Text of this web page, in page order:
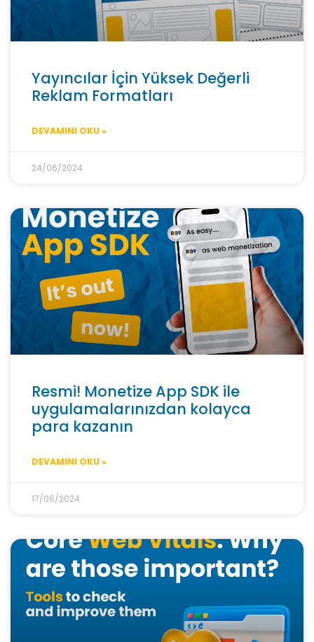
Yayıncılar İçin Yüksek Değerli
Reklam Formatları
DEVAMINI OKU »
24/06/2024
Resmi! Monetize App SDK ile
uygulamalarınızdan kolayca
para kazanın
DEVAMINI OKU »
17/06/2024